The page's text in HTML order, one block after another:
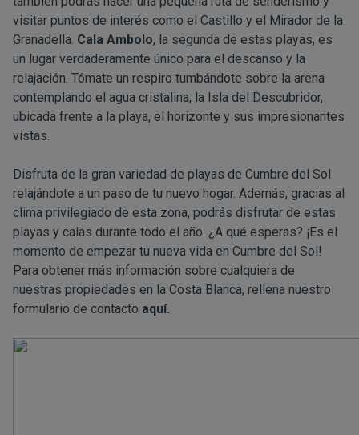
visitar puntos de interés como el Castillo y el Mirador de la
Granadella. Cala Ambolo, la segunda de estas playas, es
un lugar verdaderamente único para el descanso y la
relajación. Tómate un respiro tumbándote sobre la arena
contemplando el agua cristalina, la Isla del Descubridor,
ubicada frente a la playa, el horizonte y sus impresionantes
vistas.
Disfruta de la gran variedad de playas de Cumbre del Sol
relajándote a un paso de tu nuevo hogar. Además, gracias al
clima privilegiado de esta zona, podrás disfrutar de estas
playas y calas durante todo el año. ¿A qué esperas? ¡Es el
momento de empezar tu nueva vida en Cumbre del Sol!
Para obtener más información sobre cualquiera de
nuestras propiedades en la Costa Blanca, rellena nuestro
formulario de contacto aquí.